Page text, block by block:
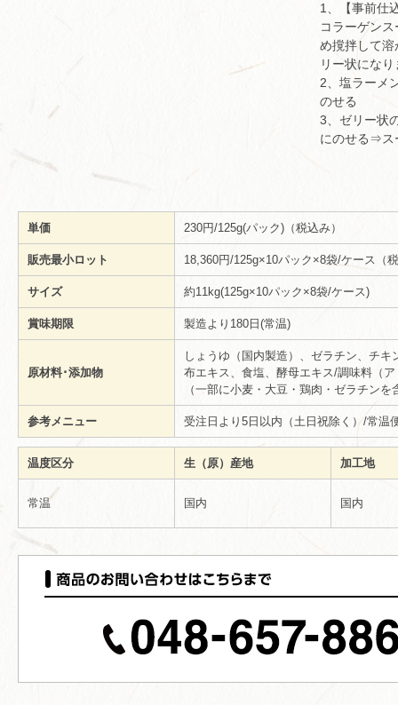
1、【事前仕
コラーゲン
め撹拌して
リー状にな
2、塩ラーメ
のせる
3、ゼリー状
にのせる⇒ス
単価 230円/125g(パック)（税込み）
販売最小ロット 18,360円/125g×10パック×8袋/ケース（
サイズ 約11kg(125g×10パック×8袋/ケース)
賞味期限 製造より180日(常温)
原材料･添加物
しょうゆ（国内製造）、ゼラチン、チ
布エキス、食塩、酵母エキス/調味料（
（一部に小麦・大豆・鶏肉・ゼラチンを
参考メニュー 受注日より5日以内（土日祝除く）/常温
温度区分 生（原）産地 加工地
常温 国内 国内